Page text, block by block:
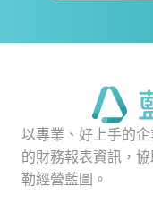
以專業、好上手的
的財務報表資訊，
勒經營藍圖。